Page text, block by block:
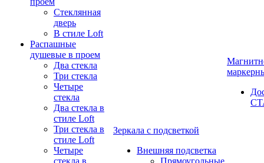
Стеклянная
дверь
В стиле Loft
Распашные
душевые в проем
Два стекла
Три стекла
Четыре
стекла
Два стекла в
стиле Loft
Три стекла в
стиле Loft
Четыре
стекла в
Зеркала с подсветкой
Внешняя подсветка
Прямоугольные